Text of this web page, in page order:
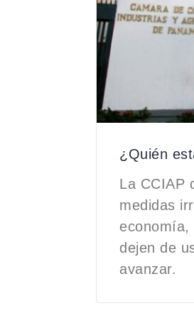
¿Quién
La CCIAP
medidas
economía,
dejen de
avanzar.